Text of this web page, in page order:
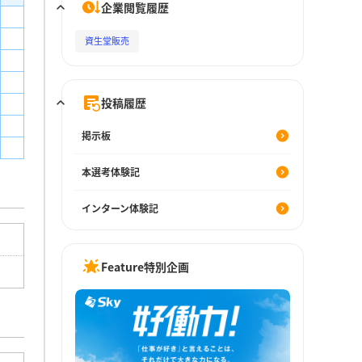
企業閲覧履歴
資生堂販売
投稿履歴
掲示板
本選考体験記
インターン体験記
Feature特別企画